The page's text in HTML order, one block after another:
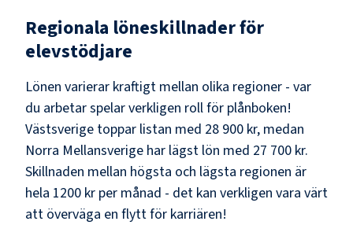
Regionala löneskillnader för
elevstödjare
Lönen varierar kraftigt mellan olika regioner - var
du arbetar spelar verkligen roll för plånboken!
Västsverige toppar listan med 28 900 kr, medan
Norra Mellansverige har lägst lön med 27 700 kr.
Skillnaden mellan högsta och lägsta regionen är
hela 1200 kr per månad - det kan verkligen vara värt
att överväga en flytt för karriären!